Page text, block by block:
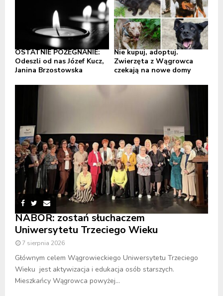
OSTATNIE POŻEGNANIE:
Odeszli od nas Józef Kucz,
Janina Brzostowska
Nie kupuj, adoptuj.
Zwierzęta z Wągrowca
czekają na nowe domy
NABÓR: zostań słuchaczem
Uniwersytetu Trzeciego Wieku
7 sierpnia 2026
Głównym celem Wągrowieckiego Uniwersytetu Trzeciego
Wieku jest aktywizacja i edukacja osób starszych.
Mieszkańcy Wągrowca powyżej...